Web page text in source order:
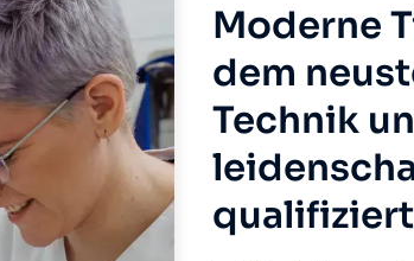
Moderne
dem
Technik